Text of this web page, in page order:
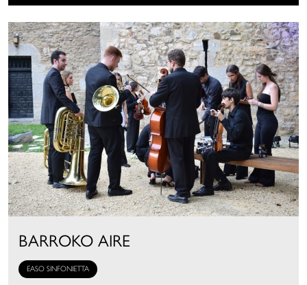
BARROKO AIRE
EASO SINFONIETTA